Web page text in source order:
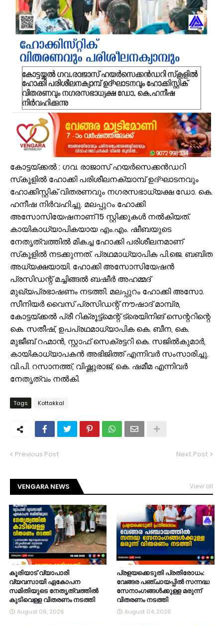
എസ്.എം.സർവർ മെഗാ ഉറുദു ക്വിസ് മത്സരം സമാപിച്ചു
ഒതുക്കുങ്ങൽ ഗവൺമെന്റ് ഹയർ സെക്കന്ററി സ്കൂളിന് പ്രത്യേക
വേങ്ങര ടൗൺ പൗരസമിതി ഫുട്ബോൾ പ്രവചന മത്സരം: വിജയിക്ക്
ശിഹാബ് തങ്ങളെ അനുസ്മരിച്ച് പി.കെ. കുഞ്ഞാലിക്കുട്ടി
കൂരിയാട് വ്യാപാരി വ്യവസായി ഏകോപന സമിതിയുടെ
വിവരാവകാശ നിയമപ്രകാരം വിവരം സൗജന്യമായി നൽകണം;
അതിശക്തമായ മഴ തുടരും; എട്ട് ജില്ലകളിൽ റെഡ് അലർട്ട്
മൊബൈല്‍ ഉപയോക്താക്കള്‍ക്ക് തിരിച്ചടി; നിരക്കുകള്‍ വീണ്ടും
രക്ഷാപ്രവർത്തനത്തിനിടെ കാര്യങ്കോട്
പ്രളയക്കെടുതി പ്രതിരോധം: വേങ്ങര പഞ്ചായപ്പിൽ സന്നദ്ധ
കോട്ടയ്ക്കൽ : ഗവ. രാജാസ് ഹയർസെക്കൻഡറി
സ്‌കൂളിൽ ഹോക്കി പരിശീലനക്യാമ്പ് ഉദ്ഘാടനവും
ഹോക്കിസ്റ്റിക് വിതരണവും നഗരസഭാധ്യക്ഷ ഡോ. കെ.
ഹനീഷ നിർവഹിച്ചു. മലപ്പുറം ഹോക്കി
അസോസിയേഷനാണ് 15 സ്റ്റിക്കുകൾ നൽകിയത്.
കായികാധ്യാപികയായ എം.എം. ഷീബയുടെ
നേതൃത്വത്തിൽ മികച്ച ഹോക്കി പരിശീലനമാണ്
സ്‌കൂളിൽ നടക്കുന്നത്. പ്രഥമാധ്യാപിക പി.ജെ. ബബിത
അധ്യക്ഷയായി. ഹോക്കി അസോസിയേഷൻ
പ്രസിഡന്റ് മച്ചിങ്ങൽ ബഷീർ അഹമ്മദ്
മുഖ്യപ്രഭാഷണം നടത്തി. മലപ്പുറം ഹോക്കി അസോ.
സീനിയർ വൈസ് പ്രസിഡന്റ് നൗഷാദ് മാമ്പ്ര,
കോട്ടയ്ക്കൽ പ്രീ റിക്രൂട്ട്‌മെന്റ് ട്രെയിനിങ് സെന്ററിന്റെ
കെ. സതീഷ്, ഉപപ്രഥമാധ്യാപിക കെ. ബീന, കെ.
മുജീബ് റഹ്മാൻ, സ്റ്റാഫ് സെക്രട്ടറി കെ. സജിൽകുമാർ,
കായികാധ്യാപകൻ അഭിജിത്ത് എന്നിവർ സംസാരിച്ചു.
വി.പി. റസാനത്ത്, വിഷ്ണുരാജ്, കെ. ഷമീമ എന്നിവർ
നേതൃത്വം നൽകി.
Tags Kottakkal
Previous Post Next Post
VENGARA NEWS View all
കൂരിയാട് വ്യാപാരി
വ്യവസായി ഏകോപന
സമിതിയുടെ നേതൃത്വത്തിൽ
കുടിവെള്ള വിതരണം നടത്തി
August 06, 2026
പ്രളയക്കെടുതി പ്രതിരോധം:
വേങ്ങര പഞ്ചായപ്പിൽ സന്നദ്ധ
സേനാംഗങ്ങൾക്കുള്ള മരുന്ന്
വിതരണം നടത്തി
August 04, 2026